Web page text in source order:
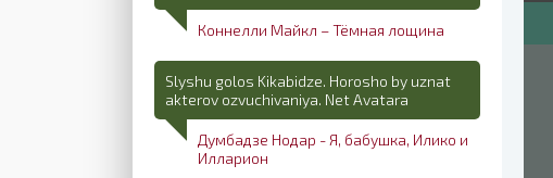
Коннелли Майкл – Тёмная лощина
Slyshu golos Kikabidze. Horosho by uznat
akterov ozvuchivaniya. Net Avatara
Думбадзе Нодар - Я, бабушка, Илико и
Илларион